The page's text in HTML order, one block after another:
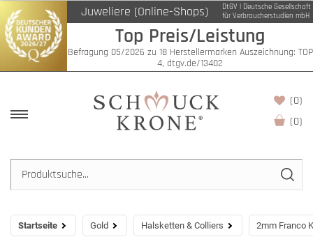
Juweliere (Online-Shops)
DtGV | Deutsche Gesellschaft
für Verbraucherstudien mbH
Top Preis/Leistung
Befragung 05/2026 zu 18 Herstellermarken Auszeichnung: TOP
4, dtgv.de/13402
(0)
(0)
Startseite Gold Halsketten & Colliers 2mm Franco